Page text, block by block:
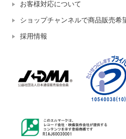
お客様対応について
ショップチャンネルで商品販売希
採用情報